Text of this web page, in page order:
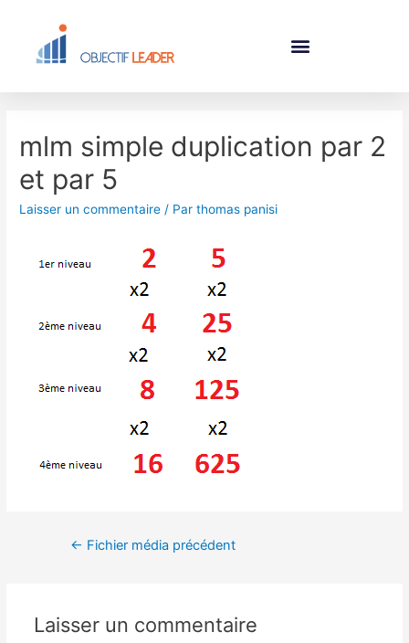
mlm simple duplication par 2
et par 5
Laisser un commentaire / Parthomas panisi
← Fichier média précédent
Laisser un commentaire